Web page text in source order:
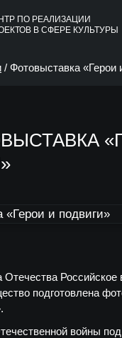
ПО РЕАЛИЗАЦИИ
В СФЕРЕ КУЛЬТУРЫ
/ Фотовыставка «Герои
Российское
подготовлена
войны